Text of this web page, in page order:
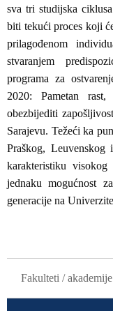
sva tri studijska
biti tekući proces koji
prilagođenom
stvaranjem
programa za
2020: Pametan
obezbijediti
Sarajevu. Težeći ka
Praškog,
karakteristiku
jednaku mogućnost
generacije na
Fakulteti / akademije